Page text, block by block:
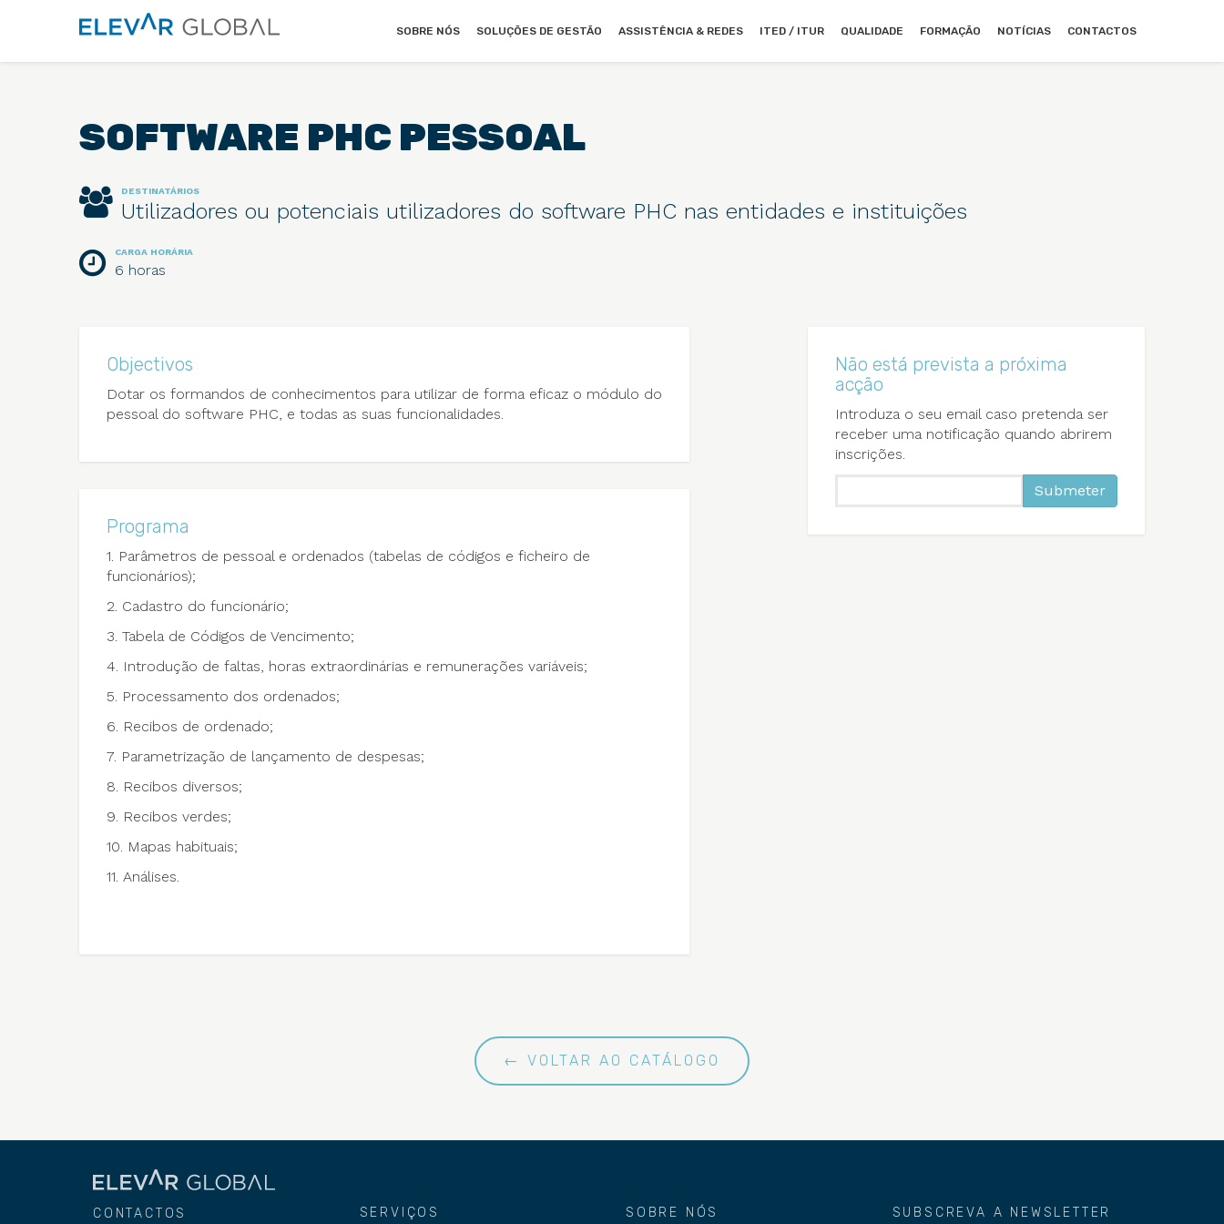
Elevar
Global
SOBRE NÓS SOLUÇÕES DE GESTÃO ASSISTÊNCIA & REDES ITED / ITUR QUALIDADE FORMAÇÃO NOTÍCIAS CONTACTOS
SOFTWARE PHC PESSOAL
DESTINATÁRIOS
Utilizadores ou potenciais utilizadores do software PHC nas entidades e instituições
CARGA HORÁRIA
6 horas
Objectivos
Dotar os formandos de conhecimentos para utilizar de forma eficaz o módulo do
pessoal do software PHC, e todas as suas funcionalidades.
Programa
1. Parâmetros de pessoal e ordenados (tabelas de códigos e ficheiro de
funcionários);
2. Cadastro do funcionário;
3. Tabela de Códigos de Vencimento;
4. Introdução de faltas, horas extraordinárias e remunerações variáveis;
5. Processamento dos ordenados;
6. Recibos de ordenado;
7. Parametrização de lançamento de despesas;
8. Recibos diversos;
9. Recibos verdes;
10. Mapas habituais;
11. Análises.
Não está prevista a próxima
acção
Introduza o seu email caso pretenda ser
receber uma notificação quando abrirem
inscrições.
Submeter
← VOLTAR AO CATÁLOGO
CONTACTOS SERVIÇOS SOBRE NÓS SUBSCREVA A NEWSLETTER